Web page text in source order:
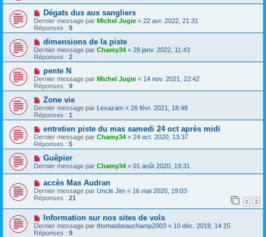
Dégats dus aux sangliers
Dernier message par Michel Jugie « 22 avr. 2022, 21:31
Réponses : 9
dimensions de la piste
Dernier message par Chamy34 « 28 janv. 2022, 11:43
Réponses : 2
pente N
Dernier message par Michel Jugie « 14 nov. 2021, 22:42
Réponses : 9
Zone vie
Dernier message par Lexazam « 26 févr. 2021, 18:48
Réponses : 1
entretien piste du mas samedi 24 oct après midi
Dernier message par Chamy34 « 24 oct. 2020, 13:37
Réponses : 5
Guêpier
Dernier message par Chamy34 « 01 août 2020, 19:31
accès Mas Audran
Dernier message par Uncle Jim « 16 mai 2020, 19:03
Réponses : 21 1 2
Information sur nos sites de vols
Dernier message par thomasbeauchamp2003 « 10 déc. 2019, 14:15
Réponses : 9